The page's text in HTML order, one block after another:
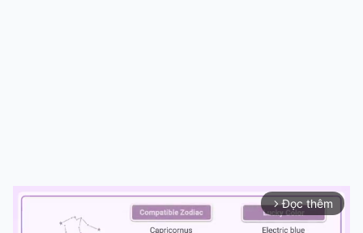
arrow_forward_ios Đọc thêm